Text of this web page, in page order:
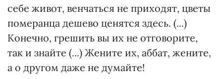
себе живот, венчаться не приходят, цветы
померанца дешево ценятся здесь. (...)
Конечно, грешить вы их не отговорите,
так и знайте (...) Жените их, аббат, жените,
а о другом даже не думайте!